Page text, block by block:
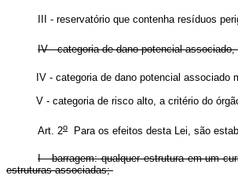
III - reservatório que contenha resíduos
IV - categoria de dano potencial
IV - categoria de dano potencial associado
V - categoria de risco alto, a critério do
Art. 2o Para os efeitos desta Lei, são
I - barragem: qualquer estrutura em um
estruturas associadas;